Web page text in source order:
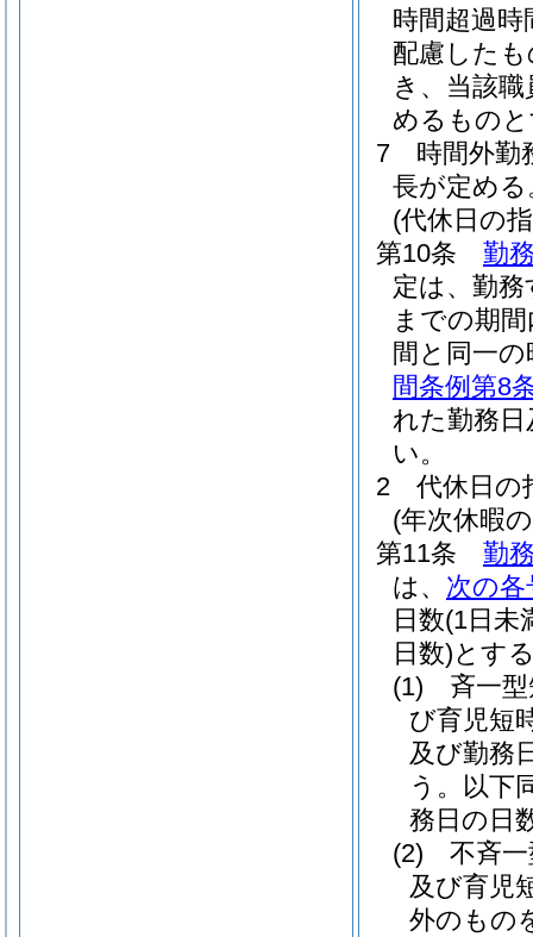
時間超過
配慮した
き、当該
めるもの
7
時間外勤
長が定める
(代休日の
第10条
勤
定は、勤
までの期
間と同一
間条例第8
れた勤務
い。
2
代休日の
(年次休暇
第11条
勤
は、 次の各
日数(1日未
日数)とす
(1)
斉一
び育児短
及び勤務
う。以下
務日の日
(2)
不斉
及び育児
外のもの